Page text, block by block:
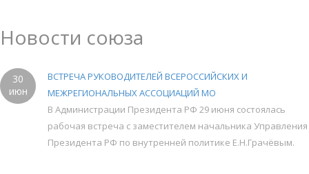
Новости союза
30
июн
ВСТРЕЧА РУКОВОДИТЕЛЕЙ ВСЕРОССИЙСКИХ И
МЕЖРЕГИОНАЛЬНЫХ АССОЦИАЦИЙ МО
В Администрации Президента РФ 29 июня состоялась
рабочая встреча с заместителем начальника Управления
Президента РФ по внутренней политике Е.Н.Грачёвым.